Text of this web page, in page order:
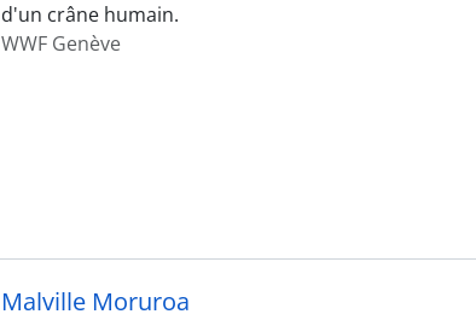
d'un crâne humain.
WWF Genève
Malville Moruroa